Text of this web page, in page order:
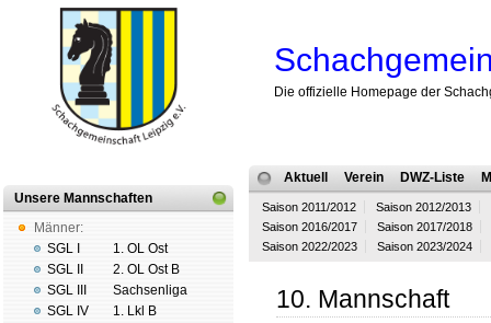
Die offizielle Homepage der
Unsere Mannschaften
Männer:
SGL I
SGL II
SGL III
SGL IV
1. OL Ost
2. OL Ost B
Sachsenliga
1. Lkl B
Aktuell Verein DWZ-Liste
Saison 2011/2012
Saison 2012/2013
Saison 2016/2017
Saison 2017/2018
Saison 2022/2023
Saison 2023/2024
10. Mannschaft